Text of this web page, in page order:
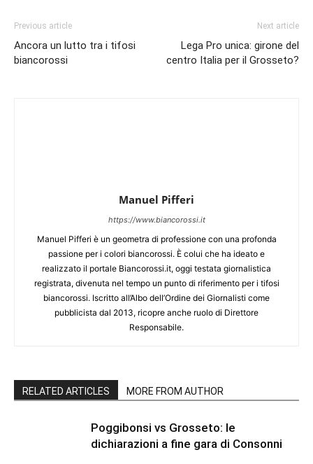
Previous article
Ancora un lutto tra i tifosi
biancorossi
Next article
Lega Pro unica: girone del
centro Italia per il Grosseto?
Manuel Pifferi
https://www.biancorossi.it
Manuel Pifferi è un geometra di professione con una profonda
passione per i colori biancorossi. È colui che ha ideato e
realizzato il portale Biancorossi.it, oggi testata giornalistica
registrata, divenuta nel tempo un punto di riferimento per i tifosi
biancorossi. Iscritto all’Albo dell’Ordine dei Giornalisti come
pubblicista dal 2013, ricopre anche ruolo di Direttore
Responsabile.
RELATED ARTICLES MORE FROM AUTHOR
Poggibonsi vs Grosseto: le
dichiarazioni a fine gara di Consonni